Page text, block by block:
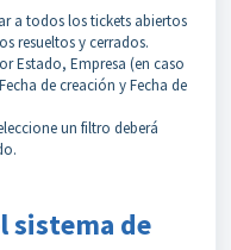
a todos los tickets abiertos
resueltos y cerrados.
Estado, Empresa (en caso
de creación y Fecha de
un filtro deberá
sistema de